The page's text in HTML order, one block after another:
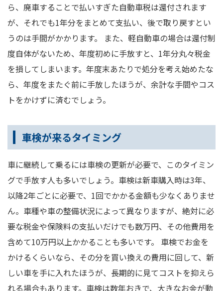
ら、廃車することで払いすぎた自動車税は還付されます
が、それでも1年分をまとめて支払い、後で取り戻すとい
うのは手間がかかります。 また、軽自動車の場合は還付制
度自体がないため、年度初めに手放すと、1年分丸々税金
を損してしまいます。年度末あたりで処分を考え始めたな
ら、年度をまたぐ前に手放したほうが、余計な手間やコス
トをかけずに済むでしょう。
車検が来るタイミング
車に継続して乗るには車検の更新が必要で、このタイミン
グで手放す人も多いでしょう。車検は新車購入時は3年、
以降2年ごとに必要で、1回でかかる金額も少なくありませ
ん。車種や車の整備状況によって異なりますが、絶対に必
要な税金や保険料の支払いだけでも数万円、その他費用を
含めて10万円以上かかることも多いです。 車検でお金を
かけるくらいなら、その分を買い換えの費用に回して、新
しい車を手に入れたほうが、長期的に見てコストを抑えら
れる場合もあります。車検は数年おきで、大きなお金が動